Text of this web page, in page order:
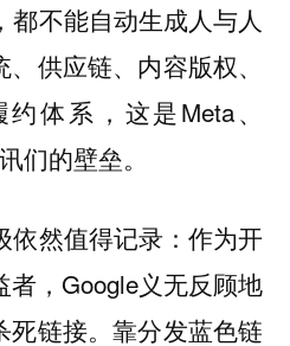
都不能自动生成人与人
供应链、内容版权、
体系，这是Meta、
们的壁垒。
依然值得记录：作为开
，Google义无反顾地
死链接。靠分发蓝色链